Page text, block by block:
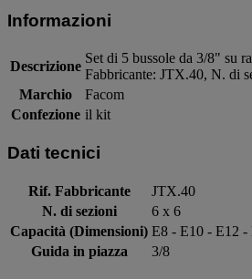
Informazioni
Descrizione
Set di 5 bussole da 3/8" su
Fabbricante: JTX.40, N. di
Marchio
Facom
Confezione il kit
Dati tecnici
Rif. Fabbricante
JTX.40
N. di sezioni
6 x 6
Capacità (Dimensioni) E8 - E10 - E12 -
Guida in piazza
3/8